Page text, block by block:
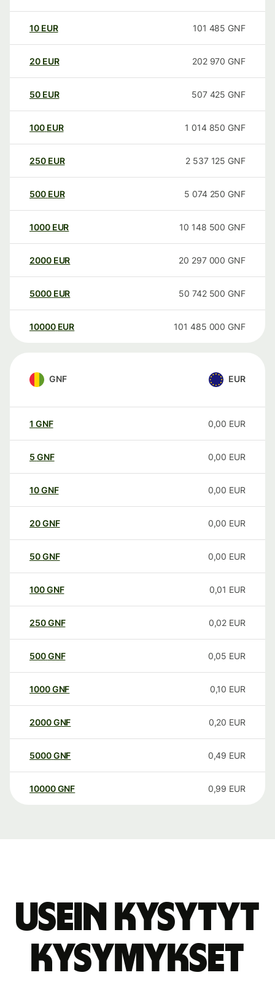
10 EUR 101 485 GNF
20 EUR 202 970 GNF
50 EUR 507 425 GNF
100 EUR 1 014 850 GNF
250 EUR 2 537 125 GNF
500 EUR 5 074 250 GNF
1000 EUR 10 148 500 GNF
2000 EUR 20 297 000 GNF
5000 EUR 50 742 500 GNF
10000 EUR 101 485 000 GNF
GNF EUR
1 GNF 0,00 EUR
5 GNF 0,00 EUR
10GNF 0,00 EUR
20GNF 0,00 EUR
50GNF 0,00 EUR
100GNF 0,01 EUR
250GNF 0,02 EUR
500GNF 0,05 EUR
1000GNF 0,10 EUR
2000GNF 0,20 EUR
5000GNF 0,49 EUR
10000 GNF 0,99 EUR
Usein kysytyt
kysymykset